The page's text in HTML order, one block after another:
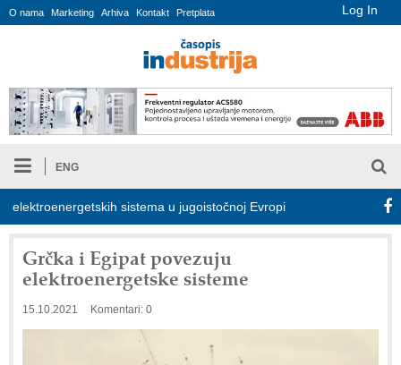
Log In
O nama Marketing Arhiva Kontakt Pretplata
ENG
sistema u jugoistočnoj Evropi
Grčka i Egipat povezuju
elektroenergetske sisteme
15.10.2021 Komentari: 0